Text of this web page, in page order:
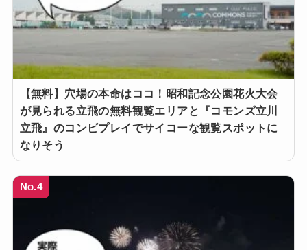
【無料】穴場の本命はココ！昭和記念公園花火大会
が見られる立飛の無料観覧エリアと『コモンズ立川
立飛』のコンビプレイでサイコーな観覧スポットに
なりそう
No.4